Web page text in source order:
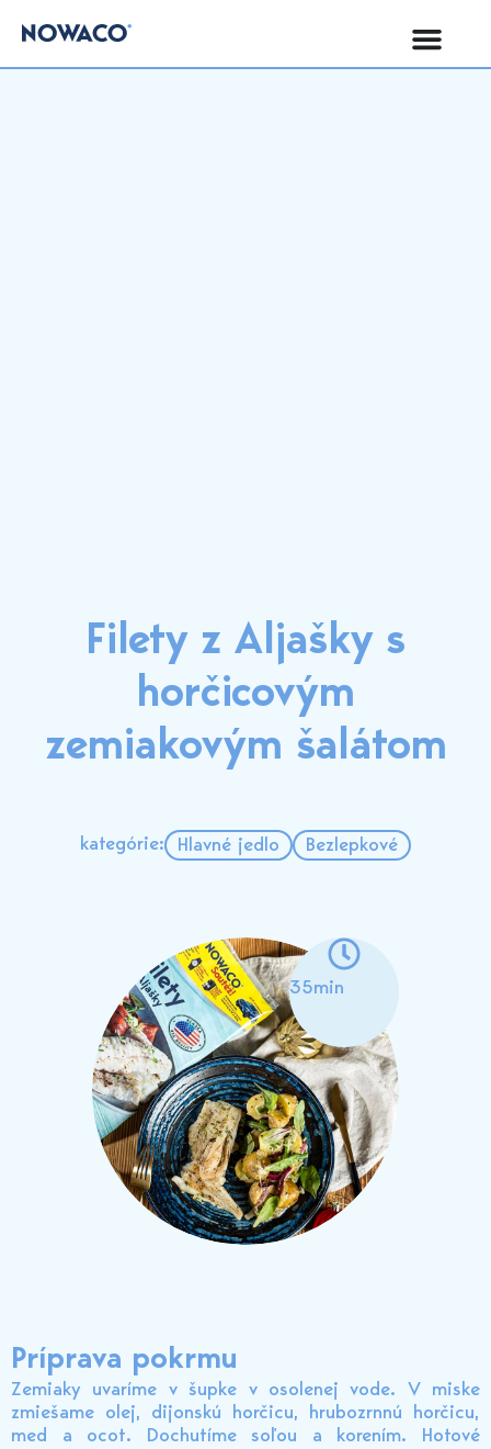
Filety z Aljašky s
horčicovým
zemiakovým šalátom
kategórie: Hlavné jedlo Bezlepkové
35min
Príprava pokrmu
Zemiaky uvaríme v šupke v osolenej vode. V miske
zmiešame olej, dijonskú horčicu, hrubozrnnú horčicu,
med a ocot. Dochutíme soľou a korením. Hotové